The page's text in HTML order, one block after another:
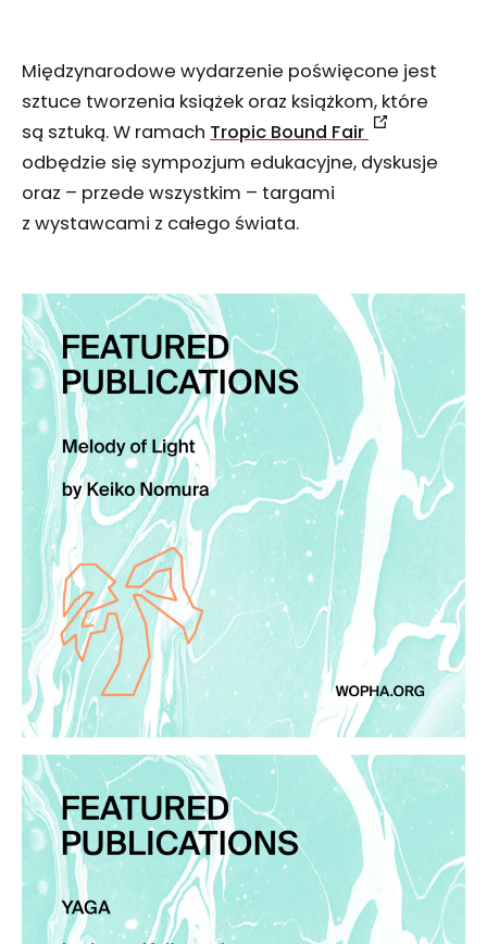
Międzynarodowe wydarzenie poświęcone jest
sztuce tworzenia książek oraz książkom, które
są sztuką. W ramach Tropic Bound Fair
odbędzie się sympozjum edukacyjne, dyskusje
oraz – przede wszystkim – targami
z wystawcami z całego świata.